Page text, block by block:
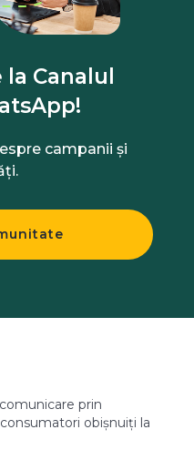
Canalul
campanii și
prin
obișnuiți la